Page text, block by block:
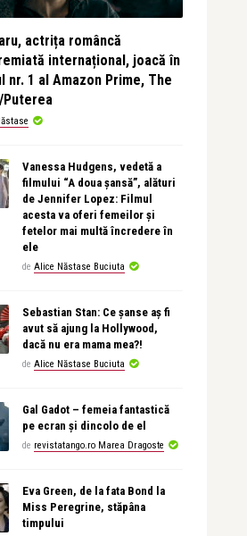
actrița româncă
internațional, joacă în
nr. 1 al Amazon Prime, The
Puterea
Vanessa Hudgens, vedetă a
filmului “A doua șansă”, alături
de Jennifer Lopez: Filmul
acesta va oferi femeilor și
fetelor mai multă încredere în
ele
de Alice Năstase Buciuta
Sebastian Stan: Ce șanse aș fi
avut să ajung la Hollywood,
dacă nu era mama mea?!
de Alice Năstase Buciuta
Gal Gadot – femeia fantastică
pe ecran și dincolo de el
de revistatango.ro Marea Dragoste
Eva Green, de la fata Bond la
Miss Peregrine, stăpâna
timpului